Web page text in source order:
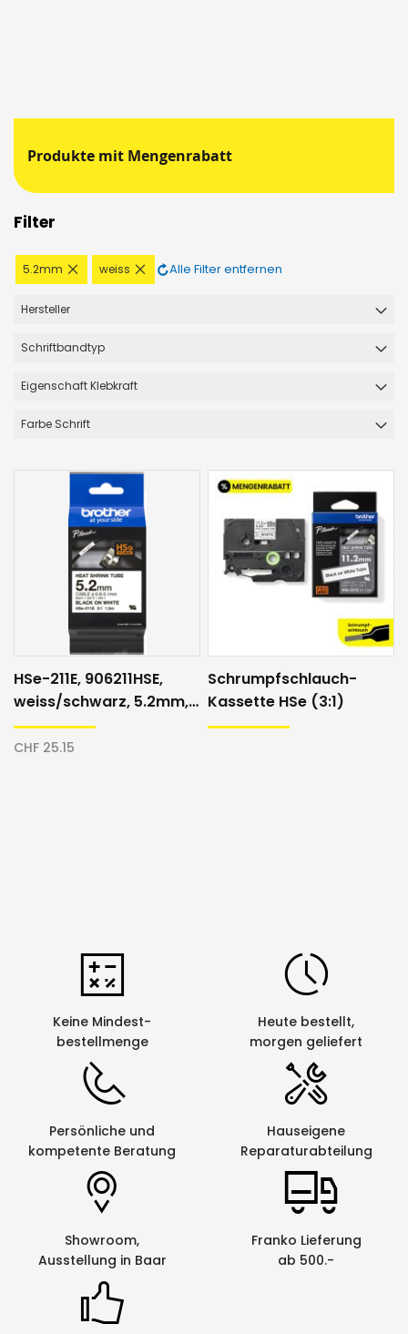
Produkte mit Mengenrabatt
Filter
5.2mm
Diesen
Artikel
weiss
Diesen
Artikel
Alle Filter entfernen
Hersteller
Schriftbandtyp
Eigenschaft Klebkraft
Farbe Schrift
HSe-211E, 906211HSE,
weiss/schwarz, 5.2mm,
Schrumpfschlauch
CHF 25.15
Schrumpfschlauch-
Kassette HSe (3:1)
Keine Mindest-
bestellmenge
Heute bestellt,
morgen geliefert
Persönliche und
kompetente Beratung
Hauseigene
Reparaturabteilung
Showroom,
Ausstellung in Baar
Franko Lieferung
ab 500.-